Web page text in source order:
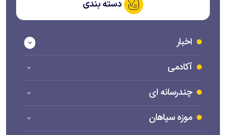
دسته بندی
اخبار
آکادمی
چندرسانه ای
موزه سپاهان